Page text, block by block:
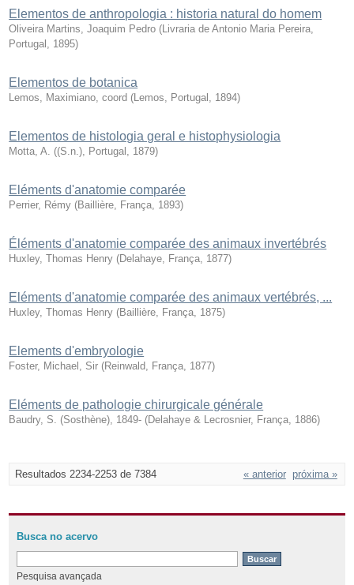
Elementos de anthropologia : historia natural do homem
Oliveira Martins, Joaquim Pedro ( Livraria de Antonio Maria Pereira,
Portugal
1895)
Elementos de botanica
Lemos, Maximiano, coord ( Lemos, Portugal 1894)
Elementos de histologia geral e histophysiologia
Motta, A. ((S.n.), Portugal 1879)
Eléments d'anatomie comparée
Perrier, Rémy (Baillière, França 1893)
Éléments d'anatomie comparée des animaux invertébrés
Huxley, Thomas Henry (Delahaye, França 1877)
Eléments d'anatomie comparée des animaux vertébrés, ...
Huxley, Thomas Henry (Baillière, França 1875)
Elements d'embryologie
Foster, Michael, Sir (Reinwald, França 1877)
Eléments de pathologie chirurgicale générale
Baudry, S. (Sosthène), 1849- (Delahaye & Lecrosnier, França 1886)
Resultados 2234-2253 de 7384 « anterior próxima »
Busca no acervo
Pesquisa avançada